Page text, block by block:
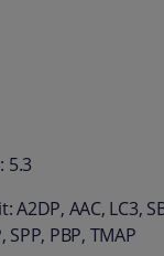
5.3
AAC, LC3,
SPP, PBP, TMAP